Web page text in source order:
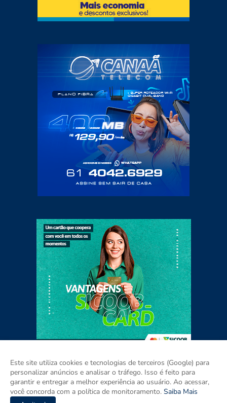
Home Sobre Contato Mídia Kit
Este site utiliza cookies e tecnologias de terceiros (Google) para
personalizar anúncios e analisar o tráfego. Isso é feito para
garantir e entregar a melhor experiência ao usuário. Ao acessar,
você concorda com a política de monitoramento. Saiba Mais